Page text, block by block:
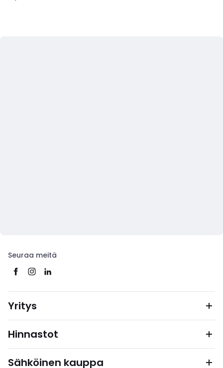
Seuraa meitä
Yritys
Hinnastot
Sähköinen kauppa